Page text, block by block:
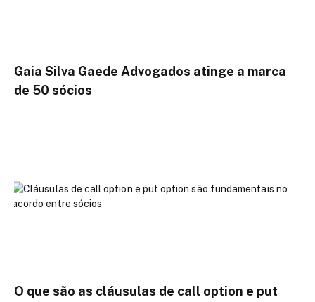
Gaia Silva Gaede Advogados atinge a marca
de 50 sócios
O que são as cláusulas de call option e put